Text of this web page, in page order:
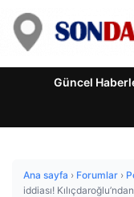
Güncel
Ana sayfa › Forumlar ›
iddiası!